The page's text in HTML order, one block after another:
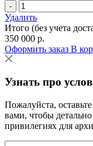
-
Удалить
Итого (без учета
350 000 р.
Оформить заказ В
Узнать про
Пожалуйста,
вами, чтобы детально
привилегиях для